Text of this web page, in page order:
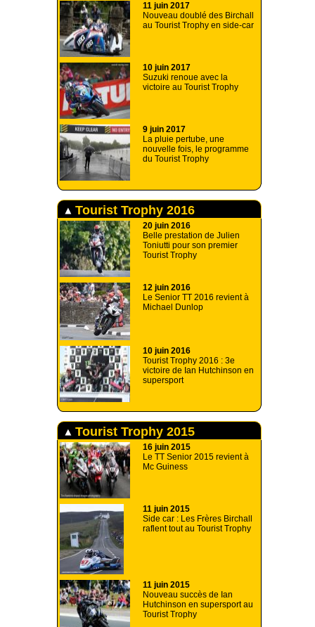
11 juin 2017
Nouveau doublé des Birchall
au Tourist Trophy en side-car
10 juin 2017
Suzuki renoue avec la
victoire au Tourist Trophy
9 juin 2017
La pluie pertube, une
nouvelle fois, le programme
du Tourist Trophy
Tourist Trophy 2016
20 juin 2016
Belle prestation de Julien
Toniutti pour son premier
Tourist Trophy
12 juin 2016
Le Senior TT 2016 revient à
Michael Dunlop
10 juin 2016
Tourist Trophy 2016 : 3e
victoire de Ian Hutchinson en
supersport
Tourist Trophy 2015
16 juin 2015
Le TT Senior 2015 revient à
Mc Guiness
11 juin 2015
Side car : Les Frères Birchall
raflent tout au Tourist Trophy
11 juin 2015
Nouveau succès de Ian
Hutchinson en supersport au
Tourist Trophy